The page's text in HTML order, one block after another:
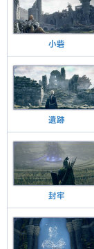
小砦
遺跡
封牢